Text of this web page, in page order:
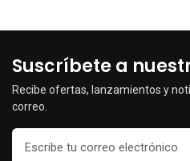
Suscríbete a
Recibe ofertas, lanzamientos y
correo.